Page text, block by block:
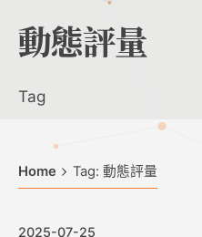
動態評量
Tag
Home Tag: 動態評量
2025-07-25